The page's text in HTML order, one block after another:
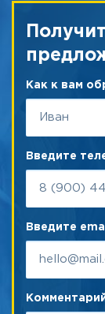
Как к вам
Введите
Введите